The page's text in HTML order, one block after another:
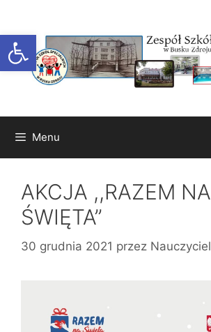
Otwórz pasek narzędzi
treści
Menu
AKCJA ,,RAZEM NA
ŚWIĘTA”
30 grudnia 2021 przez Nauczyciel